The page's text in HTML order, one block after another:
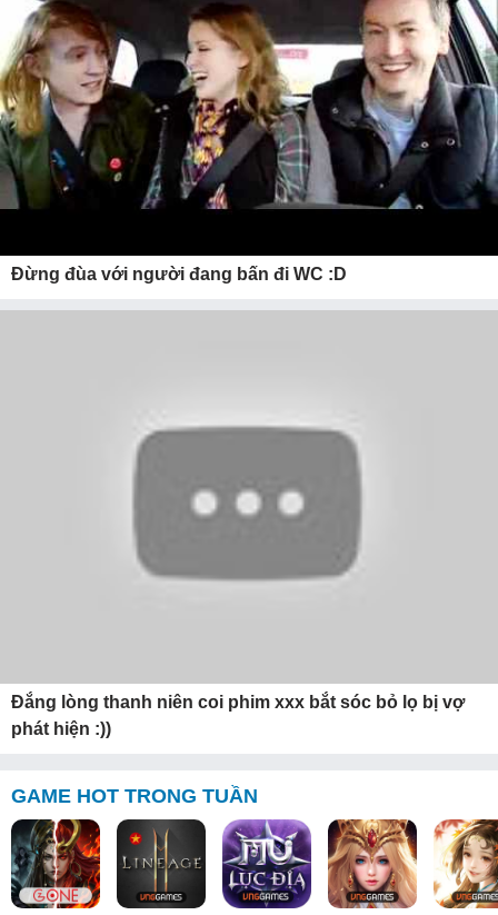
Đừng đùa với người đang bấn đi WC :D
Đắng lòng thanh niên coi phim xxx bắt sóc bỏ lọ bị vợ
phát hiện :))
GAME HOT TRONG TUẦN